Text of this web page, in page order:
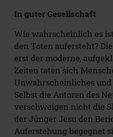
In guter Gesellschaft
Wie wahrscheinlich es
den Toten aufersteht?
erst der moderne,
Zeiten taten sich
Unwahrscheinliches
Selbst die Autoren des
verschweigen nicht die
der Jünger Jesu den
Auferstehung begegnet